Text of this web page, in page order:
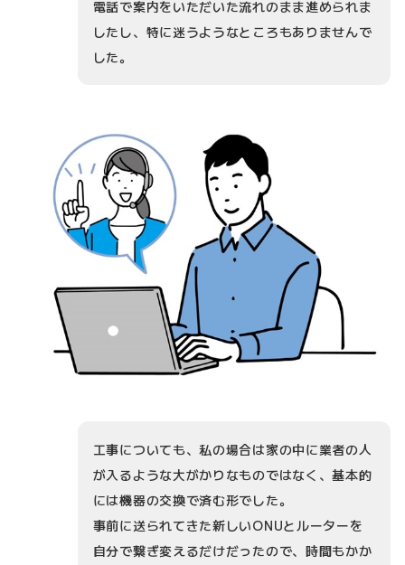
電話で案内をいただいた流れのまま進められま
したし、特に迷うようなところもありませんで
した。
工事についても、私の場合は家の中に業者の人
が入るような大がかりなものではなく、基本的
には機器の交換で済む形でした。
事前に送られてきた新しいONUとルーターを
自分で繋ぎ変えるだけだったので、時間もかか